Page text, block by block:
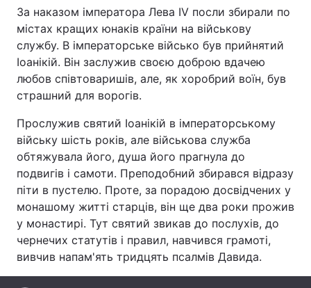
Україна Політика
Економіка Світ
Спорт Наука
Техно і зв'язок
Зброя Інциденти
Здоров'я Туризм
Цікавинки Погода
Екологія Регіони
Лонгріди
За наказом імператора Лева IV посли збирали по
містах кращих юнаків країни на військову
службу. В імператорське військо був прийнятий
Іоанікій. Він заслужив своєю доброю вдачею
любов співтоваришів, але, як хоробрий воїн, був
страшний для ворогів.
Прослужив святий Іоанікій в імператорському
війську шість років, але військова служба
обтяжувала його, душа його прагнула до
подвигів і самоти. Преподобний збирався відразу
піти в пустелю. Проте, за порадою досвідчених у
монашому житті старців, він ще два роки прожив
у монастирі. Тут святий звикав до послухів, до
чернечих статутів і правил, навчився грамоті,
вивчив напам'ять тридцять псалмів Давида.